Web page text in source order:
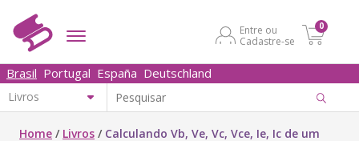
Entre ou
Cadastre-se
0
Brasil Portugal España Deutschland
Home / Livros / Calculando Vb, Ve, Vc, Vce, Ie, Ic de um